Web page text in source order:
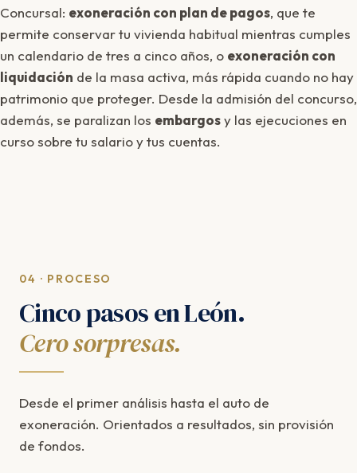
Concursal: exoneración con plan de pagos, que te
permite conservar tu vivienda habitual mientras cumples
un calendario de tres a cinco años, o exoneración con
liquidación de la masa activa, más rápida cuando no hay
patrimonio que proteger. Desde la admisión del concurso,
además, se paralizan los embargosy las ejecuciones en
curso sobre tu salario y tus cuentas.
04 · PROCESO
Cinco pasos en León.
Cero sorpresas.
Desde el primer análisis hasta el auto de
exoneración. Orientados a resultados, sin provisión
de fondos.